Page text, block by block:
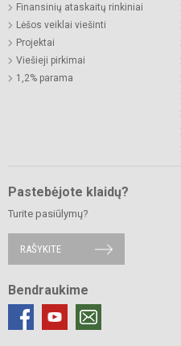
Finansinių ataskaitų rinkiniai
Lėšos veiklai viešinti
Projektai
Viešieji pirkimai
1,2% parama
Pastebėjote klaidų?
Turite pasiūlymų?
RAŠYKITE
Bendraukime